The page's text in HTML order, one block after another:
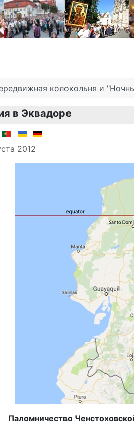
колокольня и
в Эквадоре
2012
Паломничество